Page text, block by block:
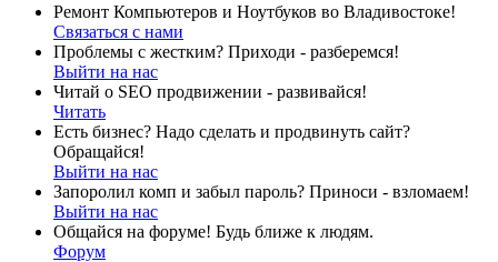
Ремонт Компьютеров и Ноутбуков во Владивостоке!
Связаться с нами
Проблемы с жестким? Приходи - разберемся!
Выйти на нас
Читай о SEO продвижении - развивайся!
Читать
Есть бизнес? Надо сделать и продвинуть сайт?
Обращайся!
Выйти на нас
Запоролил комп и забыл пароль? Приноси - взломаем!
Выйти на нас
Общайся на форуме! Будь ближе к людям.
Форум